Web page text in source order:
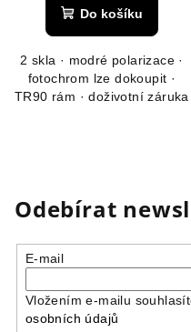
Do košíku
2 skla · modré polarizace ·
fotochrom lze dokoupit ·
TR90 rám · doživotní záruka
Odebírat
E-mail
Vložením e-mailu
osobních údajů